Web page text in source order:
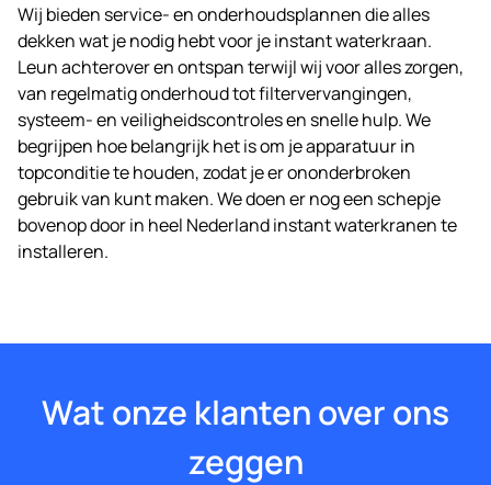
Wij bieden service- en onderhoudsplannen die alles
dekken wat je nodig hebt voor je instant waterkraan.
Leun achterover en ontspan terwijl wij voor alles zorgen,
van regelmatig onderhoud tot filtervervangingen,
systeem- en veiligheidscontroles en snelle hulp. We
begrijpen hoe belangrijk het is om je apparatuur in
topconditie te houden, zodat je er ononderbroken
gebruik van kunt maken. We doen er nog een schepje
bovenop door in heel Nederland instant waterkranen te
installeren.
Wat onze klanten over ons
zeggen